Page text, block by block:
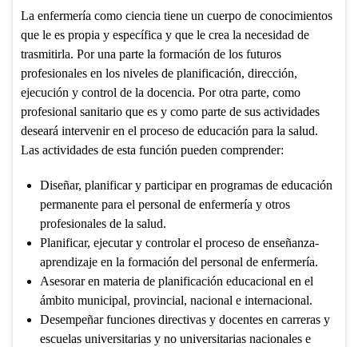
La enfermería como ciencia tiene un cuerpo de conocimientos
que le es propia y específica y que le crea la necesidad de
trasmitirla. Por una parte la formación de los futuros
profesionales en los niveles de planificación, dirección,
ejecución y control de la docencia. Por otra parte, como
profesional sanitario que es y como parte de sus actividades
deseará intervenir en el proceso de educación para la salud.
Las actividades de esta función pueden comprender:
Diseñar, planificar y participar en programas de educación
permanente para el personal de enfermería y otros
profesionales de la salud.
Planificar, ejecutar y controlar el proceso de enseñanza-
aprendizaje en la formación del personal de enfermería.
Asesorar en materia de planificación educacional en el
ámbito municipal, provincial, nacional e internacional.
Desempeñar funciones directivas y docentes en carreras y
escuelas universitarias y no universitarias nacionales e